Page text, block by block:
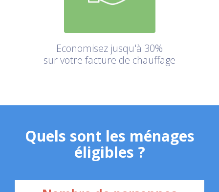
Economisez jusqu'à 30%
sur votre facture de chauffage
Quels sont les ménages
éligibles ?